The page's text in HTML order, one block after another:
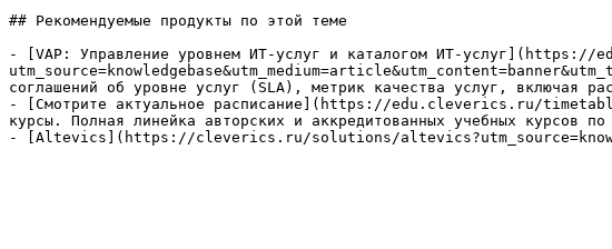
## Рекомендуемые продукты по этой теме
- [VAP: Управление уровнем ИТ-услуг и каталогом ИТ-
соглашений об уровне услуг (SLA), метрик качества услуг, включая
- [Смотрите актуальное расписание](https://edu.cleverics.ru/
курсы. Полная линейка авторских и аккредитованных учебных курсов по
- [Altevics](https://cleverics.ru/solutions/